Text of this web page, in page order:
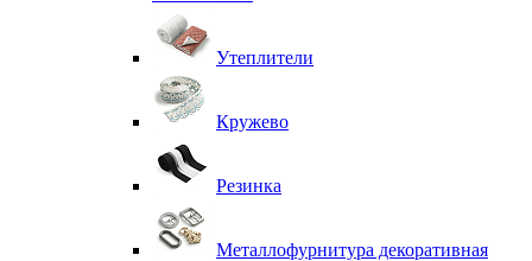
Утеплители
Кружево
Резинка
Металлофурнитура декоративная